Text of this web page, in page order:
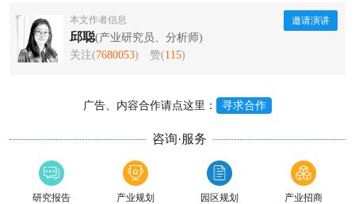
本文作者信息
邱聪(产业研究员、分析师)
关注(7680053) 赞(115)
邀请演讲
广告、内容合作请点这里： 寻求合作
咨询·服务
研究报告 产业规划 园区规划 产业招商